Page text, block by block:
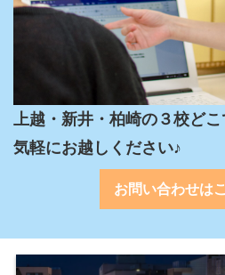
上越・新井・柏崎の３校ど
気軽にお越しください♪
お問い合わせは